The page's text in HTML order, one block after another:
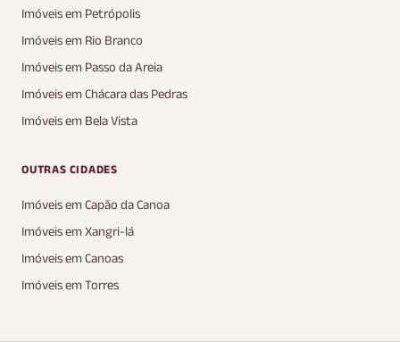
Imóveis em Petrópolis
Imóveis em Rio Branco
Imóveis em Passo da Areia
Imóveis em Chácara das Pedras
Imóveis em Bela Vista
OUTRAS CIDADES
Imóveis em Capão da Canoa
Imóveis em Xangri-lá
Imóveis em Canoas
Imóveis em Torres